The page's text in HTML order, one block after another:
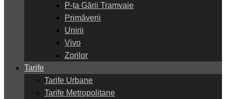
P-ța Gării Tramvaie
Primăverii
Unirii
Vivo
Zorilor
Tarife
Tarife Urbane
Tarife Metropolitane